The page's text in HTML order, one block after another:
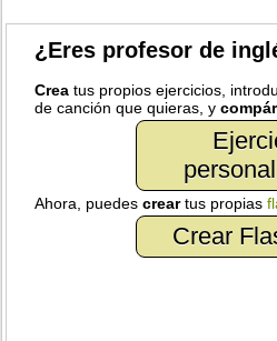
¿Eres profesor de
Crea tus propios ejercicios,
de canción que quieras, y
Ahora, puedescreartus propias
Crear